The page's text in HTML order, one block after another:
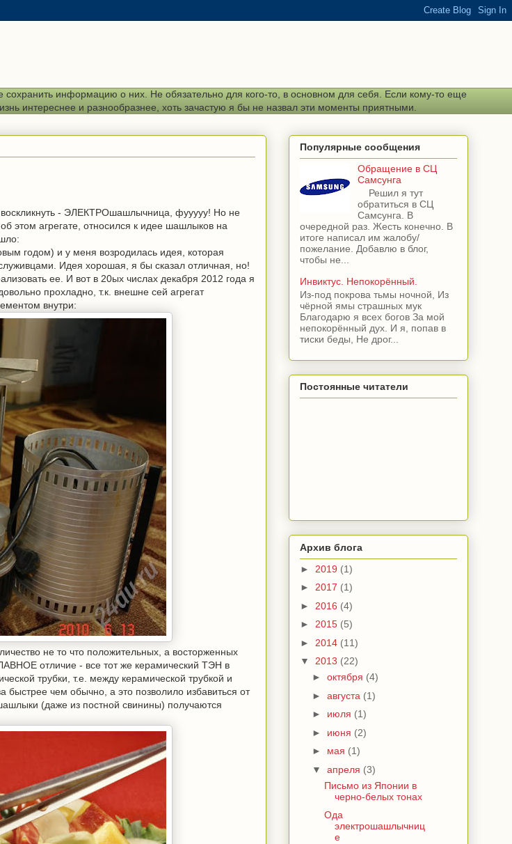
сохранить информацию о них. Не обязательно для кого-то, в основном для себя. Если кому-то еще
интереснее и разнообразнее, хоть зачастую я бы не назвал эти моменты приятными.
воскликнуть - ЭЛЕКТРОшашлычница, фууууу! Но не
этом агрегате, относился к идее шашлыков на
годом) и у меня возродилась идея, которая
Идея хорошая, я бы сказал отличная, но!
ее. И вот в 20ых числах декабря 2012 года я
прохладно, т.к. внешне сей агрегат
внутри:
не то что положительных, а восторженных
отличие - все тот же керамический ТЭН в
трубки, т.е. между керамической трубкой и
чем обычно, а это позволило избавиться от
(даже из постной свинины) получаются
Популярные сообщения
Обращение в СЦ
Самсунга
Решил я тут
обратиться в СЦ
Самсунга. В
очередной раз. Жесть конечно. В
итоге написал им жалобу/
пожелание. Добавлю в блог,
чтобы не...
Инвиктус. Непокорённый.
Из-под покрова тьмы ночной, Из
чёрной ямы страшных мук
Благодарю я всех богов За мой
непокорённый дух. И я, попав в
тиски беды, Не дрог...
Постоянные читатели
Архив блога
► 2019 (1)
► 2017 (1)
► 2016 (4)
► 2015 (5)
► 2014 (11)
▼ 2013 (22)
► октября (4)
► августа (1)
► июля (1)
► июня (2)
► мая (1)
▼ апреля (3)
Письмо из Японии в
черно-белых тонах
Ода
электрошашлычниц
е